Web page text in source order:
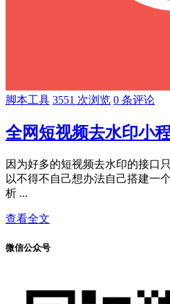
脚本工具 3551 次浏览 0 条评论
全网短视频去水印小
因为好多的短视频去水印的接口
以不得不自己想办法自己搭建一
析 ...
查看全文
微信公众号